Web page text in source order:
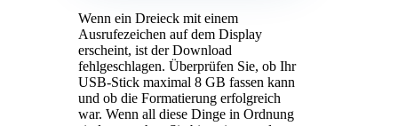
Wenn ein Dreieck mit einem
Ausrufezeichen auf dem Display
erscheint, ist der Download
fehlgeschlagen. Überprüfen Sie, ob Ihr
USB-Stick maximal 8 GB fassen kann
und ob die Formatierung erfolgreich
war. Wenn all diese Dinge in Ordnung